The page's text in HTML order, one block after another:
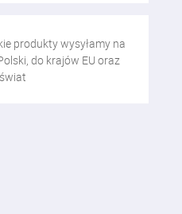
produkty wysyłamy na
do krajów EU oraz